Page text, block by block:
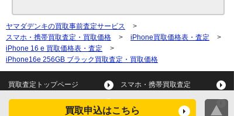
買取申込はこちら
ヤマダデンキの買取事前査定サービス
>
スマホ・携帯買取査定・買取価格
> iPhone買取価格表・査定
>
iPhone 16 e 買取価格表・査定
>
iPhone16e 256GB ブラック買取査定・買取価格
買取査定トップページ スマホ・携帯買取査定
タブレット買取査定